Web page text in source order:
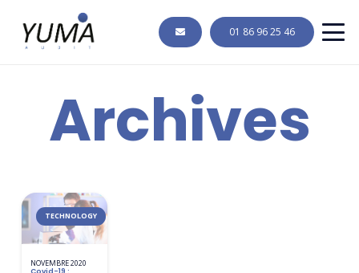
01 86 96 25 46
Archives
TECHNOLOGY
NOVEMBRE 2020